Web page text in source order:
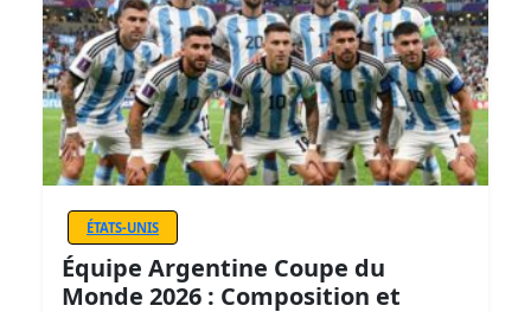
ÉTATS-UNIS
Équipe Argentine Coupe du
Monde 2026 : Composition et